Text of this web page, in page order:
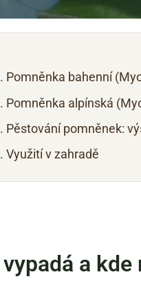
Pomněnka bahenní
Pomněnka alpínská
Pěstování pomněnek:
Využití v zahradě
a kde